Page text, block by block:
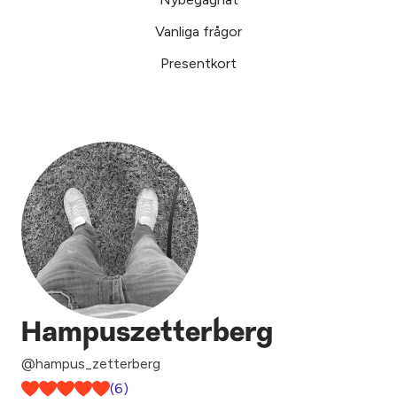
Vanliga frågor
Presentkort
Hampuszetterberg
@hampus_zetterberg
(6)